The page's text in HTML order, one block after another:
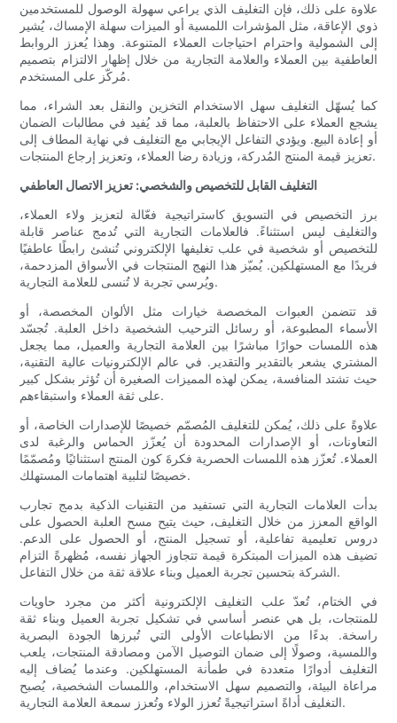
علاوة على ذلك، فإن التغليف الذي يراعي سهولة الوصول للمستخدمين
ذوي الإعاقة، مثل المؤشرات اللمسية أو الميزات سهلة الإمساك، يُشير
إلى الشمولية واحترام احتياجات العملاء المتنوعة. وهذا يُعزز الروابط
العاطفية بين العملاء والعلامة التجارية من خلال إظهار الالتزام بتصميم
مُركّز على المستخدم.
كما يُسهّل التغليف سهل الاستخدام التخزين والنقل بعد الشراء، مما
يشجع العملاء على الاحتفاظ بالعلبة، مما قد يُفيد في مطالبات الضمان
أو إعادة البيع. ويؤدي التفاعل الإيجابي مع التغليف في نهاية المطاف إلى
تعزيز قيمة المنتج المُدركة، وزيادة رضا العملاء، وتعزيز إرجاع المنتجات.
التغليف القابل للتخصيص والشخصي: تعزيز الاتصال العاطفي
برز التخصيص في التسويق كاستراتيجية فعّالة لتعزيز ولاء العملاء،
والتغليف ليس استثناءً. فالعلامات التجارية التي تُدمج عناصر قابلة
للتخصيص أو شخصية في علب تغليفها الإلكتروني تُنشئ رابطًا عاطفيًا
فريدًا مع المستهلكين. يُميّز هذا النهج المنتجات في الأسواق المزدحمة،
ويُرسي تجربة لا تُنسى للعلامة التجارية.
قد تتضمن العبوات المخصصة خيارات مثل الألوان المخصصة، أو
الأسماء المطبوعة، أو رسائل الترحيب الشخصية داخل العلبة. تُجسّد
هذه اللمسات حوارًا مباشرًا بين العلامة التجارية والعميل، مما يجعل
المشتري يشعر بالتقدير والتقدير. في عالم الإلكترونيات عالية التقنية،
حيث تشتد المنافسة، يمكن لهذه المميزات الصغيرة أن تُؤثر بشكل كبير
على ثقة العملاء واستبقاءهم.
علاوةً على ذلك، يُمكن للتغليف المُصمّم خصيصًا للإصدارات الخاصة، أو
التعاونات، أو الإصدارات المحدودة أن يُعزّز الحماس والرغبة لدى
العملاء. تُعزّز هذه اللمسات الحصرية فكرةَ كون المنتج استثنائيًا ومُصمّمًا
خصيصًا لتلبية اهتمامات المستهلك.
بدأت العلامات التجارية التي تستفيد من التقنيات الذكية بدمج تجارب
الواقع المعزز من خلال التغليف، حيث يتيح مسح العلبة الحصول على
دروس تعليمية تفاعلية، أو تسجيل المنتج، أو الحصول على الدعم.
تضيف هذه الميزات المبتكرة قيمة تتجاوز الجهاز نفسه، مُظهرةً التزام
الشركة بتحسين تجربة العميل وبناء علاقة ثقة من خلال التفاعل.
في الختام، تُعدّ علب التغليف الإلكترونية أكثر من مجرد حاويات
للمنتجات، بل هي عنصر أساسي في تشكيل تجربة العميل وبناء ثقة
راسخة. بدءًا من الانطباعات الأولى التي تُبرزها الجودة البصرية
واللمسية، وصولًا إلى ضمان التوصيل الآمن ومصادقة المنتجات، يلعب
التغليف أدوارًا متعددة في طمأنة المستهلكين. وعندما يُضاف إليه
مراعاة البيئة، والتصميم سهل الاستخدام، واللمسات الشخصية، يُصبح
التغليف أداةً استراتيجيةً تُعزز الولاء وتُعزز سمعة العلامة التجارية.